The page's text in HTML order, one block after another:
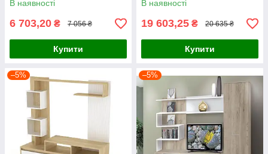
В наявності
6 703,20 ₴ 7 056 ₴
Купити
В наявності
19 603,25 ₴ 20 635 ₴
Купити
–5% –5%